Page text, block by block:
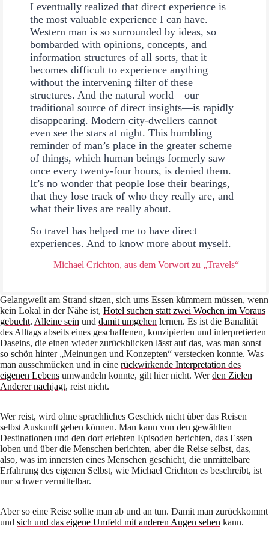
I eventually realized that direct experience is
the most valuable experience I can have.
Western man is so surrounded by ideas, so
bombarded with opinions, concepts, and
information structures of all sorts, that it
becomes difficult to experience anything
without the intervening filter of these
structures. And the natural world—our
traditional source of direct insights—is rapidly
disappearing. Modern city-dwellers cannot
even see the stars at night. This humbling
reminder of man’s place in the greater scheme
of things, which human beings formerly saw
once every twenty-four hours, is denied them.
It’s no wonder that people lose their bearings,
that they lose track of who they really are, and
what their lives are really about.
So travel has helped me to have direct
experiences. And to know more about myself.
Michael Crichton, aus dem Vorwort zu „Travels“
Gelangweilt am Strand sitzen, sich ums Essen kümmern müssen, wenn
kein Lokal in der Nähe ist, Hotel suchen statt zwei Wochen im Voraus
gebucht. Alleine sein und damit umgehen lernen. Es ist die Banalität
des Alltags abseits eines geschaffenen, konzipierten und interpretierten
Daseins, die einen wieder zurückblicken lässt auf das, was man sonst
so schön hinter „Meinungen und Konzepten“ verstecken konnte. Was
man ausschmücken und in eine rückwirkende Interpretation des
eigenen Lebens umwandeln konnte, gilt hier nicht. Werden Zielen
Anderer nachjagt, reist nicht.
Wer reist, wird ohne sprachliches Geschick nicht über das Reisen
selbst Auskunft geben können. Man kann von den gewählten
Destinationen und den dort erlebten Episoden berichten, das Essen
loben und über die Menschen berichten, aber die Reise selbst, das,
also, was im innersten eines Menschen geschicht, die unmittelbare
Erfahrung des eigenen Selbst, wie Michael Crichton es beschreibt, ist
nur schwer vermittelbar.
Aber so eine Reise sollte man ab und an tun. Damit man zurückkommt
und sich und das eigene Umfeld mit anderen Augen sehen kann.